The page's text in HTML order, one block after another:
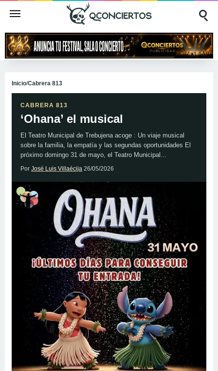
Inicio/Cabrera 813
CABRERA 813
‘Ohana’ el musical
El Teatro Municipal de Trebujena acoge : Un viaje musical
sobre la familia, la empatía y las segundas oportunidades El
próximo domingo 31 de mayo, el Teatro Municipal...
Por José Luis Villaécija 26/05/2026